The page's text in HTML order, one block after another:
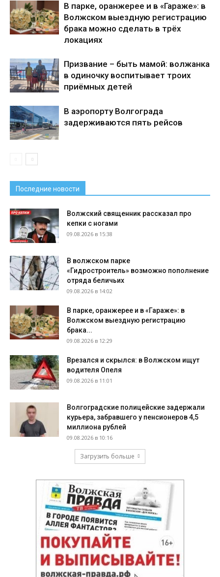
В парке, оранжерее и в «Гараже»: в
Волжском выездную регистрацию
брака можно сделать в трёх
локациях
Призвание – быть мамой: волжанка
в одиночку воспитывает троих
приёмных детей
В аэропорту Волгограда
задерживаются пять рейсов
Последние новости
Волжский священник рассказал про
кепки с ногами
09.08.2026 в 15:38
В волжском парке
«Гидростроитель» возможно пополнение
отряда беличьих
09.08.2026 в 14:02
В парке, оранжерее и в «Гараже»: в
Волжском выездную регистрацию
брака...
09.08.2026 в 12:29
Врезался и скрылся: в Волжском ищут
водителя Опеля
09.08.2026 в 11:01
Волгоградские полицейские задержали
курьера, забравшего у пенсионеров 4,5
миллиона рублей
09.08.2026 в 10:16
Загрузить больше